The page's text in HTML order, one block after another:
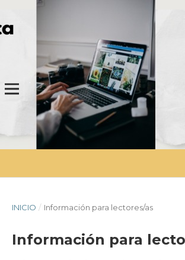
INICIO / Información para lectores/as
Información para